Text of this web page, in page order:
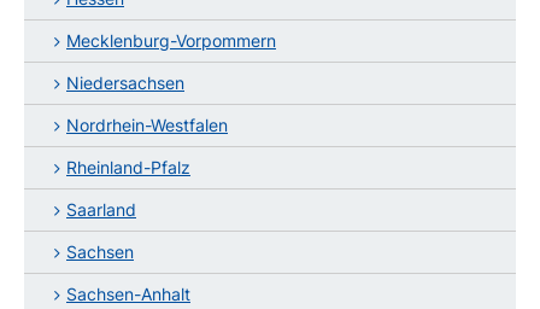
Mecklenburg-Vorpommern
Niedersachsen
Nordrhein-Westfalen
Rheinland-Pfalz
Saarland
Sachsen
Sachsen-Anhalt